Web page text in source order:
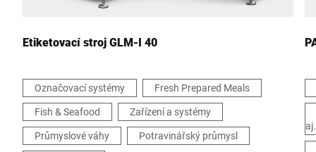
Vaše zpráva *
Etiketovací stroj GLM-I 40
Označovací systémy
Fresh Prepared Meals
Fish & Seafood
Zařízení a systémy
Průmyslové váhy
Potravinářský průmysl